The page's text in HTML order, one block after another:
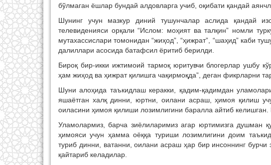
бўлмаган ёшлар бундай алдовларга учиб, оқибати қандай
Шунинг учун мазкур диний тушунчалар аслида қандай
телевиденияси орқали “Ислом: моҳият ва талқин” номли
мутахассислари томонидан “жиҳод”, “ҳижрат”, “шаҳид” каби
далиллари асосида батафсил ёритиб берилди.
Бироқ бир-икки ижтимоий тармоқ юритувчи блогерлар ушбу
ҳам жиҳод ва ҳижрат қилишга чақирмоқда”, деган фикрларни
Шуни алоҳида таъкидлаш керакки, қадим-қадимдан
яшаётган халқ динни, юртни, оилани асраш, ҳимоя қилиш
оиласини ҳимоя қилиши лозимлигини баралла айтиб келишган.
Уламолармиз, барча зиёлиларимиз агар юртимизга душман
ҳимояси учун ҳамма оёққа туриши лозимлигини доим
туриб динни, ватанни, оилани асраш ҳар бир инсоннинг
қайтариб келадилар.